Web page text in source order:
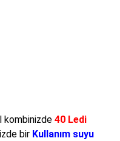
kombinizde 40 Ledi
bir Kullanım suyu